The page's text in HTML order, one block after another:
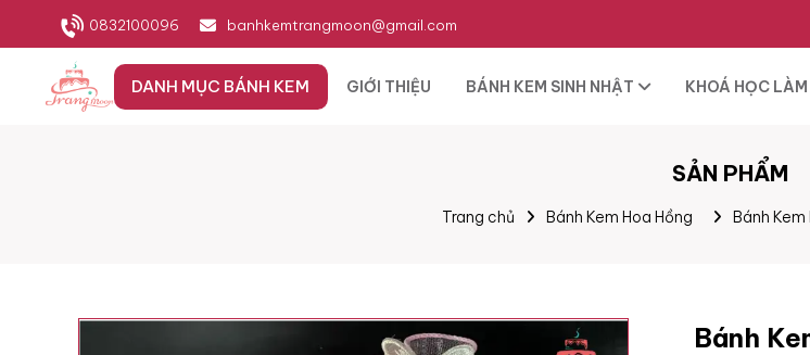
0832100096 banhkemtrangmoon@gmail.com
DANH MỤC BÁNH KEM GIỚI THIỆU BÁNH KEM SINH NHẬT KHOÁ HỌC
SẢN PHẨM
Trang chủ Bánh Kem Hoa Hồng Bánh Kem
Bánh